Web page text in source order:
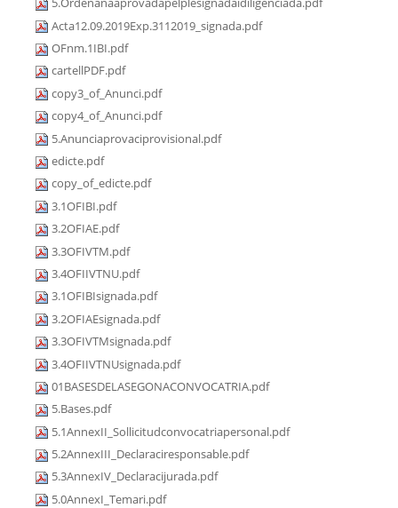
Acta12.09.2019Exp.3112019_signada.pdf
OFnm.1IBI.pdf
cartellPDF.pdf
copy3_of_Anunci.pdf
copy4_of_Anunci.pdf
5.Anunciaprovaciprovisional.pdf
edicte.pdf
copy_of_edicte.pdf
3.1OFIBI.pdf
3.2OFIAE.pdf
3.3OFIVTM.pdf
3.4OFIIVTNU.pdf
3.1OFIBIsignada.pdf
3.2OFIAEsignada.pdf
3.3OFIVTMsignada.pdf
3.4OFIIVTNUsignada.pdf
01BASESDELASEGONACONVOCATRIA.pdf
5.Bases.pdf
5.1AnnexII_Sollicitudconvocatriapersonal.pdf
5.2AnnexIII_Declaraciresponsable.pdf
5.3AnnexIV_Declaracijurada.pdf
5.0AnnexI_Temari.pdf